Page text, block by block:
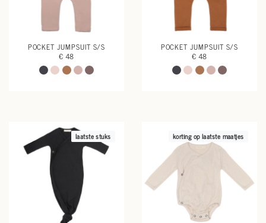
POCKET JUMPSUIT S/S
€ 48
POCKET JUMPSUIT S/S
€ 48
laatste stuks korting op laatste maatjes